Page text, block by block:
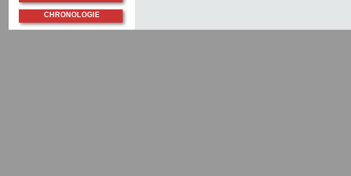
CHRONOLOGIE